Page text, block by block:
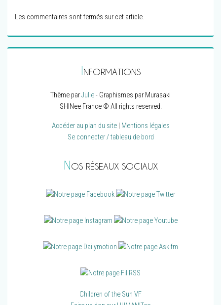
Les commentaires sont fermés sur cet article.
NFORMATIONS
Thème parJulie- Graphismes par Murasaki
SHINee France © All rights reserved.
Accéder au plan du site| Mentions légales
Se connecter / tableau de bord
N OS RÉSEAUX SOCIAUX
Children of the Sun VF